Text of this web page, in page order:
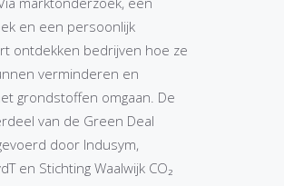
en een persoonlijk
ontdekken bedrijven hoe ze
verminderen en
grondstoffen omgaan. De
van de Green Deal
door Indusym,
en Stichting Waalwijk CO₂